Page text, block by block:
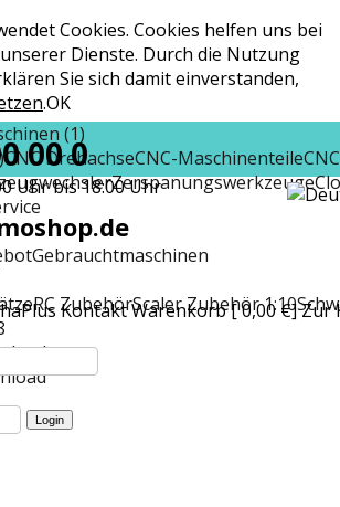
Cookies. Cookies helfen uns bei
Dienste. Durch die Nutzung
Sie sich damit einverstanden,
.OK
(1)
CNC DrehachseCNC-Maschinenteile
Zerspanungswerkzeuge
Gebrauchtmaschinen
RC ZubehörScaler Zubehör 1:10
00 0
Uhr bis 18:00 Uhr
KontaktWarenkorb [ 0,00 €]Zur